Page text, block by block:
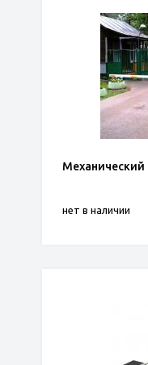
Механический
нет в наличии